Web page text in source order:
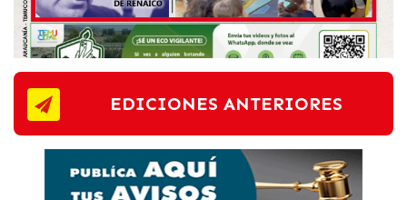
EDICIONES ANTERIORES